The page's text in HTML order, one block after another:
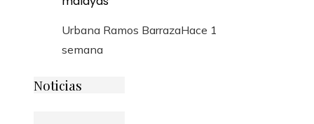
Urbana Ramos BarrazaHace 1
semana
Noticias